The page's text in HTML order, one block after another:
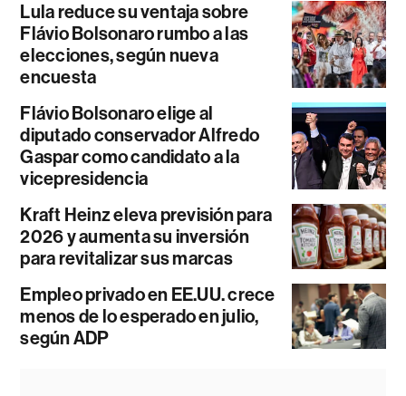
Lula reduce su ventaja sobre
Flávio Bolsonaro rumbo a las
elecciones, según nueva
encuesta
Flávio Bolsonaro elige al
diputado conservador Alfredo
Gaspar como candidato a la
vicepresidencia
Kraft Heinz eleva previsión para
2026 y aumenta su inversión
para revitalizar sus marcas
Empleo privado en EE.UU. crece
menos de lo esperado en julio,
según ADP